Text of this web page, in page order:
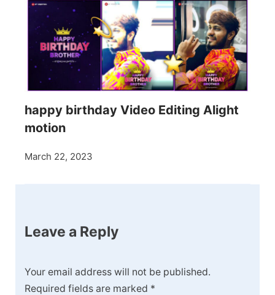
happy birthday Video Editing Alight
motion
March 22, 2023
Leave a Reply
Your email address will not be published.
Required fields are marked *